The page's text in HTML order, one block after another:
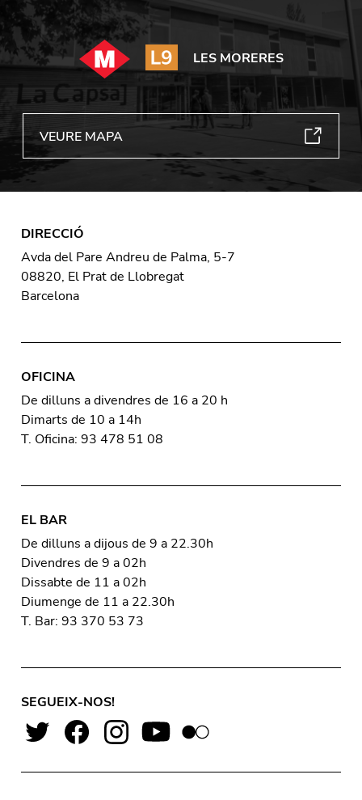
LES MORERES
VEURE MAPA
DIRECCIÓ
Avda del Pare Andreu de Palma, 5-7
08820, El Prat de Llobregat
Barcelona
OFICINA
De dilluns a divendres de 16 a 20 h
Dimarts de 10 a 14h
T. Oficina: 93 478 51 08
EL BAR
De dilluns a dijous de 9 a 22.30h
Divendres de 9 a 02h
Dissabte de 11 a 02h
Diumenge de 11 a 22.30h
T. Bar: 93 370 53 73
SEGUEIX-NOS!